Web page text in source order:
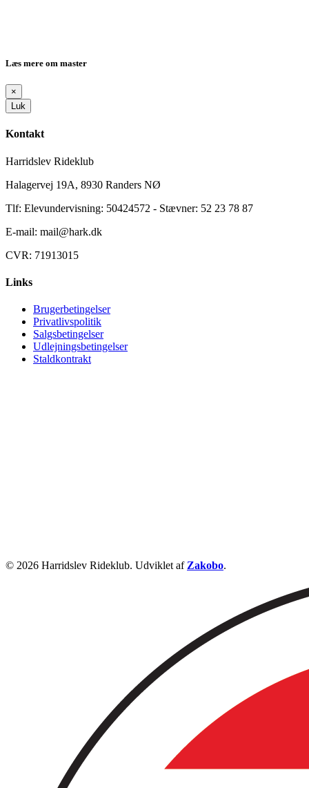
Læs mere om master
×
Luk
Kontakt
Harridslev Rideklub
Halagervej 19A, 8930 Randers NØ
Tlf: Elevundervisning: 50424572 - Stævner: 52 23 78 87
E-mail: mail@hark.dk
CVR: 71913015
Links
Brugerbetingelser
Privatlivspolitik
Salgsbetingelser
Udlejningsbetingelser
Staldkontrakt
© 2026 Harridslev Rideklub. Udviklet af Zakobo.